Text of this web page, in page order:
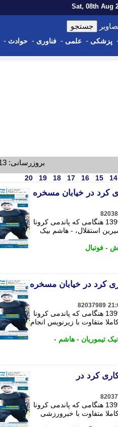
پزشکی - علمی - فناوری - حوادث -
بروزرسانی: 19:13
14
15
16
17
18
19
20
کرد در خیابان مسخره
هاشم بیک زاده، بازیکن زحمتکش و شیرین استقلال، 15 مرداد 1399 هنگامی که پاندمی کرونا
استقلال، - هاشم بیک
- فوتبال
کرد در خیابان مسخره
82037989
هاشم بیک زاده، بازیکن زحمتکش و شیرین استقلال، 15 مرداد 1399 هنگامی که پاندمی کرونا
متفاوت با زیرنویس انجام
تیموریان - هاشم -
کرد در
هاشم بیک زاده، بازیکن زحمتکش و شیرین استقلال، 15 مرداد 1399 هنگامی که پاندمی کرونا
متفاوت با خبرورزشی